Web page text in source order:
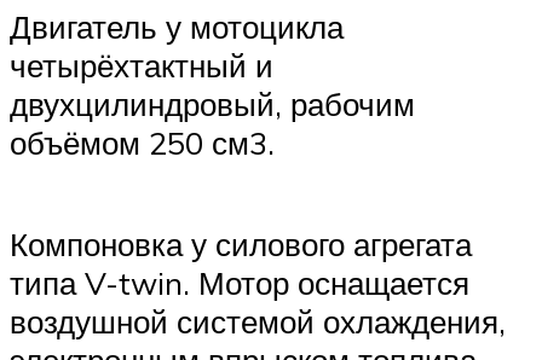
Двигатель у мотоцикла
четырёхтактный и
двухцилиндровый, рабочим
объёмом 250 см3.
Компоновка у силового агрегата
типа V-twin. Мотор оснащается
воздушной системой охлаждения,